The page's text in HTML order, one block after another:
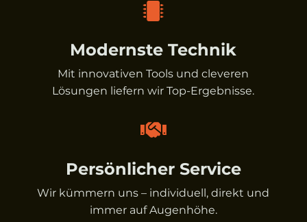

Modernste Technik
Mit innovativen Tools und cleveren
Lösungen liefern wir Top-Ergebnisse.

Persönlicher Service
Wir kümmern uns – individuell, direkt und
immer auf Augenhöhe.